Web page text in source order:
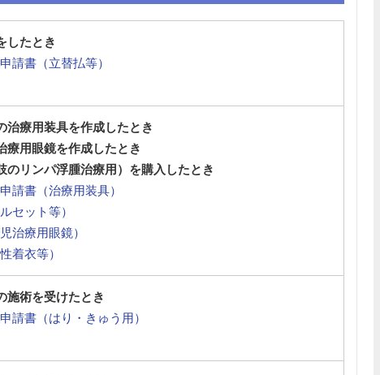
したとき
請書（立替払等）
治療用装具を作成したとき
療用眼鏡を作成したとき
のリンパ浮腫治療用）を購入したとき
請書（治療用装具）
セット等）
治療用眼鏡）
着衣等）
施術を受けたとき
請書（はり・きゅう用）